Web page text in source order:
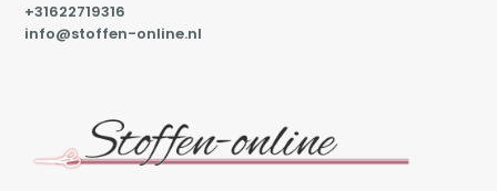
+31622719316
info@stoffen-online.nl